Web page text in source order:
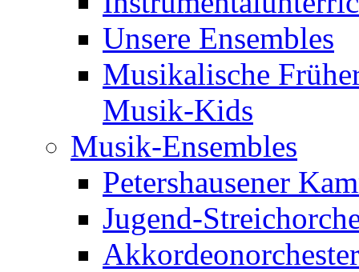
Unsere Ensembles
Musikalische
Musik-Kids
Musik-Ensembles
Petershausener
Jugend-